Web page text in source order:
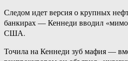
Следом идет версия о крупных
банкирах — Кеннеди вводил
США.
Точила на Кеннеди зуб мафия —